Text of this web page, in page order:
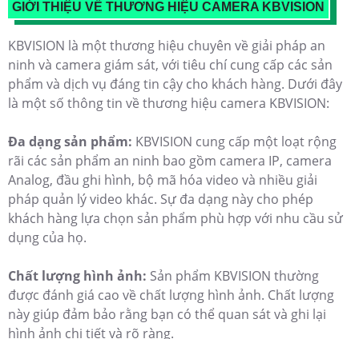
GIỚI THIỆU VỀ THƯƠNG HIỆU CAMERA KBVISION
KBVISION là một thương hiệu chuyên về giải pháp an
ninh và camera giám sát, với tiêu chí cung cấp các sản
phẩm và dịch vụ đáng tin cậy cho khách hàng. Dưới đây
là một số thông tin về thương hiệu camera KBVISION:
Đa dạng sản phẩm: KBVISION cung cấp một loạt rộng
rãi các sản phẩm an ninh bao gồm camera IP, camera
Analog, đầu ghi hình, bộ mã hóa video và nhiều giải
pháp quản lý video khác. Sự đa dạng này cho phép
khách hàng lựa chọn sản phẩm phù hợp với nhu cầu sử
dụng của họ.
Chất lượng hình ảnh: Sản phẩm KBVISION thường
được đánh giá cao về chất lượng hình ảnh. Chất lượng
này giúp đảm bảo rằng bạn có thể quan sát và ghi lại
hình ảnh chi tiết và rõ ràng.